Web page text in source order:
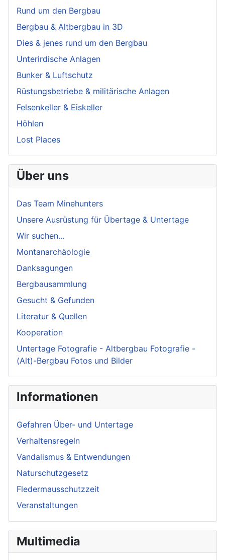
Rund um den Bergbau
Bergbau & Altbergbau in 3D
Dies & jenes rund um den Bergbau
Unterirdische Anlagen
Bunker & Luftschutz
Rüstungsbetriebe & militärische Anlagen
Felsenkeller & Eiskeller
Höhlen
Lost Places
Über uns
Das Team Minehunters
Unsere Ausrüstung für Übertage & Untertage
Wir suchen...
Montanarchäologie
Danksagungen
Bergbausammlung
Gesucht & Gefunden
Literatur & Quellen
Kooperation
Untertage Fotografie - Altbergbau Fotografie -
(Alt)-Bergbau Fotos und Bilder
Informationen
Gefahren Über- und Untertage
Verhaltensregeln
Vandalismus & Entwendungen
Naturschutzgesetz
Fledermausschutzzeit
Veranstaltungen
Multimedia